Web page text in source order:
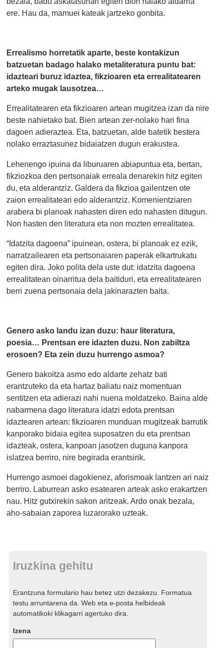
ere. Hau da, mamuei kateak jartzeko gonbita.
Errealismo horretatik aparte, beste kontakizun
batzuetan badago halako metaliteratura puntu bat:
idazteari buruz idaztea, fikzioaren eta errealitatearen
arteko mugak lausotzea…
Errealitatearen eta fikzioaren artean mugitzea izan da nire
beste nahietako bat. Bien artean zer-nolako hari fina
dagoen adieraztea. Eta, batzuetan, alde batetik bestera
nolako erraztasunez bidaiatzen dugun erakustea.
Lehenengo ipuina da liburuaren abiapuntua eta, bertan,
fikziozkoa den pertsonaiak erreala denarekin hitz egiten
du, eta alderantziz. Galdera da fikzioa gailentzen ote
zaion errealitateari edo alderantziz. Komenientziaren
arabera bi planoak nahasten diren edo nahasten ditugun.
Non hasten den literatura eta non mozten errealitatea.
“Idatzita dagoena” ipuinean, ostera, bi planoak ez ezik,
narratzailearen eta pertsonaiaren paperak elkartrukatu
egiten dira. Joko polita dela uste dut: idatzita dagoena
errealitatean oinarritua dela baitiduri, eta errealitatearen
berri zuena pertsonaia dela jakinarazten baita.
Genero asko landu izan duzu: haur literatura,
poesia… Prentsan ere idazten duzu. Non zabiltza
erosoen? Eta zein duzu hurrengo asmoa?
Genero bakoitza asmo edo aldarte zehatz bati
erantzuteko da eta hartaz baliatu naiz momentuan
sentitzen eta adierazi nahi nuena moldatzeko. Baina alde
nabarmena dago literatura idatzi edota prentsan
idaztearen artean: fikzioaren munduan mugitzeak barrutik
kanporako bidaia egitea suposatzen du eta prentsan
idazteak, ostera, kanpoan jasotzen duguna kanpora
islatzea berriro, nire begirada erantsirik.
Hurrengo asmoei dagokienez, aforismoak lantzen ari naiz
berriro. Laburrean asko esatearen arteak asko erakartzen
nau. Hitz gutxirekin sakon aritzeak. Ardo onak bezala,
aho-sabaian zaporea luzarorako uzteak.
Iruzkina gehitu
Erantzuna formulario hau betez utzi dezakezu. Formatua
testu arruntarena da. Web eta e-posta helbideak
automatikoki klikagarri agertuko dira.
Izena